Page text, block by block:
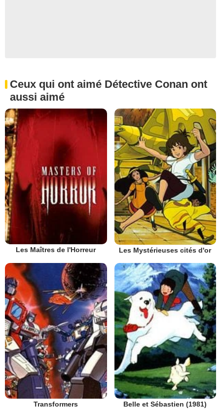
Ceux qui ont aimé Détective Conan ont
aussi aimé
Les Maîtres de l'Horreur Les Mystérieuses cités d'or
Transformers Belle et Sébastien (1981)